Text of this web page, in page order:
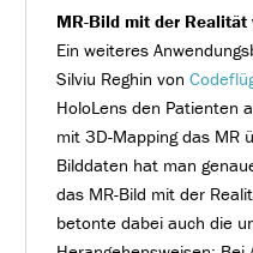
MR-Bild mit der Realität
Ein weiteres
Silviu Reghin von
HoloLens den Patienten
mit 3D-Mapping das MR
Bilddaten hat man
das MR-Bild mit der
betonte dabei auch die